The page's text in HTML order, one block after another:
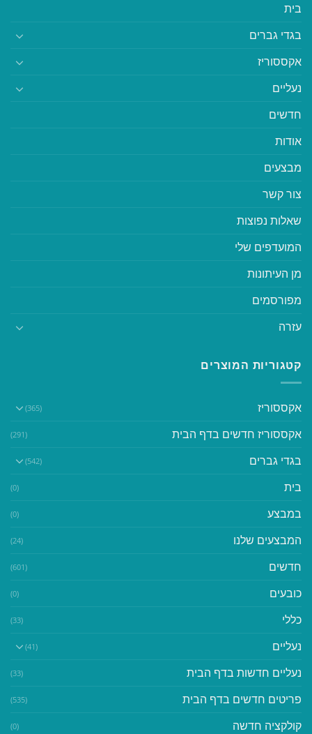
בית
בגדי גברים
אקססוריז
נעליים
חדשים
אודות
מבצעים
צור קשר
שאלות נפוצות
המועדפים שלי
מן העיתונות
מפורסמים
עזרה
קטגוריות המוצרים
אקססוריז (365)
אקססוריז חדשים בדף הבית (291)
בגדי גברים (542)
בית (0)
במבצע (0)
המבצעים שלנו (24)
חדשים (601)
כובעים (0)
כללי (33)
נעליים (41)
נעליים חדשות בדף הבית (33)
פריטים חדשים בדף הבית (535)
קולקציה חדשה (0)